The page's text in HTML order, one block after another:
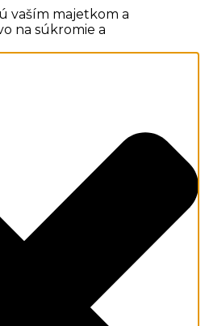
vaším majetkom a
na súkromie a